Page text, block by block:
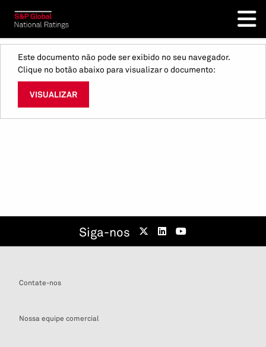
Este documento não pode ser exibido no seu navegador.
Clique no botão abaixo para visualizar o documento:
VISUALIZAR
Siga-nos
Contate-nos
Nossa equipe comercial